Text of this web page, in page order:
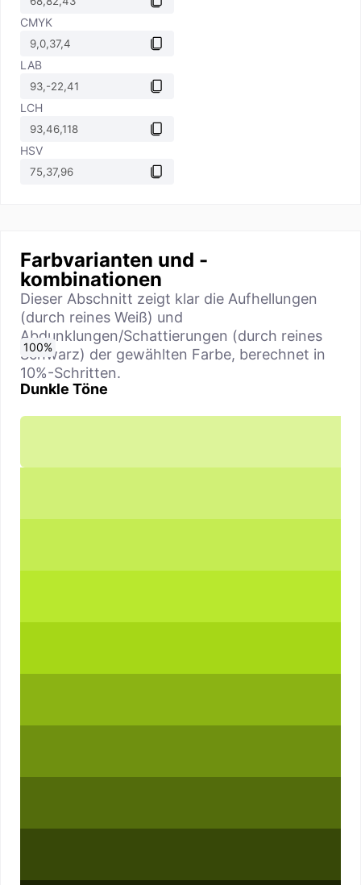
CMYK
LAB
LCH
HSV
Farbvarianten und -
kombinationen
Dieser Abschnitt zeigt klar die Aufhellungen
(durch reines Weiß) und
Abdunklungen/Schattierungen (durch reines
Schwarz) der gewählten Farbe, berechnet in
10%-Schritten.
Dunkle Töne
0%
10%
20%
30%
40%
50%
60%
70%
80%
90%
100%